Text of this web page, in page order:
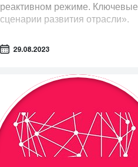
реактивном режиме. Ключевые
сценарии развития отрасли».
29.08.2023